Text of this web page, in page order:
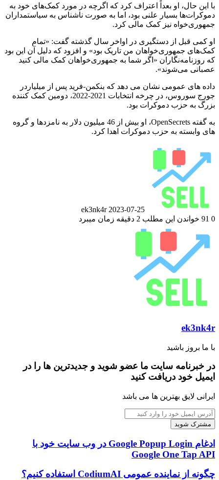
با این حال، او بعداً اعتراف کرد که اگرچه در مورد کمک‌های خود به
دموکرات‌ها بسیار علنی بود، اما به صورت ناشناس به سیاستمداران
جمهوری‌خواه نیز کمک مالی کرد.
او کمی قبل از دستگیری در اواخر سال گذشته گفت: «تمام
کمک‌های جمهوری‌خواهان من تاریک بود» و افزود که دلیل آن این بود
که روزنامه‌نگاران «اگر شما به جمهوری‌خواهان کمک مالی کنید
عصبانی می‌شوند».
داده های عمومی نشان می دهد که بنکمن-فرید پس از میلیاردر
جورج سوروس، در چرخه انتخابات 2021-2022، دومین کمک کننده
بزرگ به حزب دموکرات بود.
به گفته OpenSecrets، او بیش از 46 میلیون دلار به نامزدها و گروه
های وابسته به حزب دموکرات اهدا کرد.
ek3nk4r 2023-07-25
0
خواندن این مطلب 2 دقیقه زمان میبرد
ek3nk4r
با ما بروز باشید
در خبرنامه سایت ما عضو شوید و جدیدترین ها را در
ایمیل خود دریافت کنید
ایرانی لایق بهترین ها می باشد
آدرس
ایمیل
خود
را
وارد
کنید
ادغام
Google
Popup
Login
در
ادغام Google Popup Login در وب سایت خود با
Google One Tap API
چگونه
چگونه از نماینده عمومی CodiumAI استفاده کنیم؟